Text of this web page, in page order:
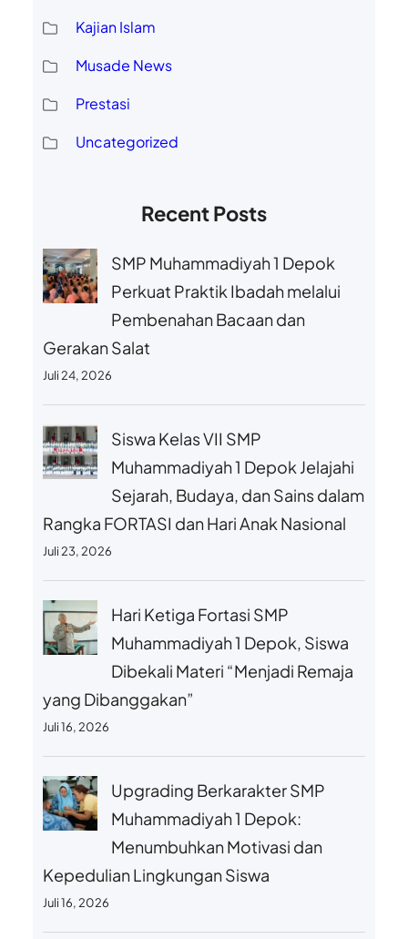
Kajian Islam
Musade News
Prestasi
Uncategorized
Recent Posts
SMP Muhammadiyah 1 Depok
Perkuat Praktik Ibadah melalui
Pembenahan Bacaan dan
Gerakan Salat
Juli 24, 2026
Siswa Kelas VII SMP
Muhammadiyah 1 Depok Jelajahi
Sejarah, Budaya, dan Sains dalam
Rangka FORTASI dan Hari Anak Nasional
Juli 23, 2026
Hari Ketiga Fortasi SMP
Muhammadiyah 1 Depok, Siswa
Dibekali Materi “Menjadi Remaja
yang Dibanggakan”
Juli 16, 2026
Upgrading Berkarakter SMP
Muhammadiyah 1 Depok:
Menumbuhkan Motivasi dan
Kepedulian Lingkungan Siswa
Juli 16, 2026